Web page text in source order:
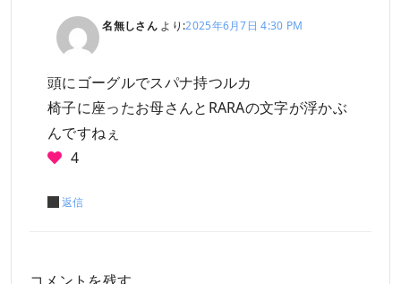
名無しさん より:2025年6月7日 4:30 PM
頭にゴーグルでスパナ持つルカ
椅子に座ったお母さんとRARAの文字が浮かぶ
んですねぇ
4
返信